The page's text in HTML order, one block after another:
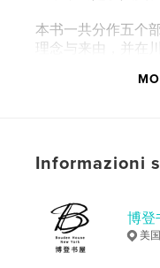
本书一共分作五个
理念与来由，并在
章谈美国的国家身
Categoria principale:
Categorie
Formato del
Informazioni
博登
美